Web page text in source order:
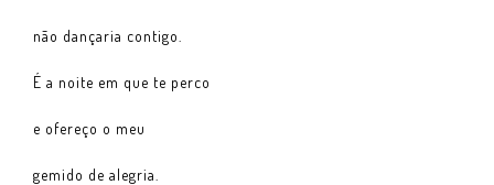
não dançaria contigo.
É a noite em que te perco
e ofereço o meu
gemido de alegria.